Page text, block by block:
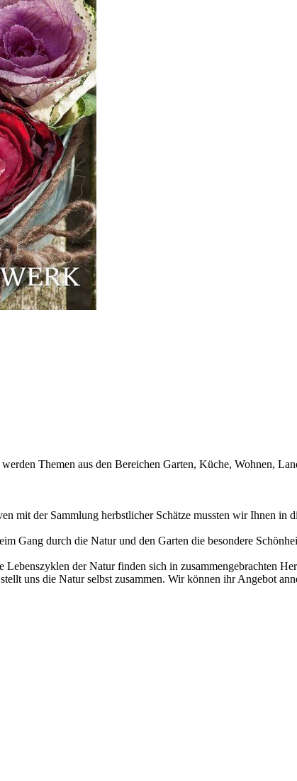
Themen aus den Bereichen Garten, Küche, Wohnen,
mit der Sammlung herbstlicher Schätze mussten wir Ihnen in
Gang durch die Natur und den Garten die besondere
der Natur finden sich in zusammengebrachten
uns die Natur selbst zusammen. Wir können ihr Angebot